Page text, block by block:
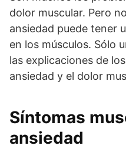
dolor muscular. Pero
ansiedad puede tener
en los músculos. Sólo
las explicaciones de
ansiedad y el dolor
Síntomas
ansiedad